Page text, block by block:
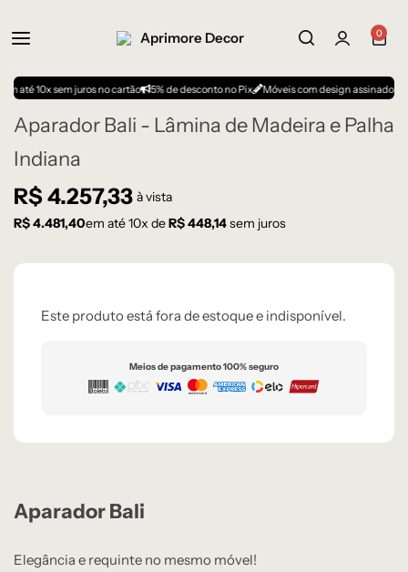
0
até 10x sem juros no cartão 5% de desconto no Pix Móveis com design assinado
Aparador Bali - Lâmina de Madeira e Palha
Indiana
R$ 4.257,33 à vista
R$4.481,40em até10x deR$448,14sem juros
Este produto está fora de estoque e indisponível.
Meios de pagamento 100% seguro
Aparador Bali
Elegância e requinte no mesmo móvel!